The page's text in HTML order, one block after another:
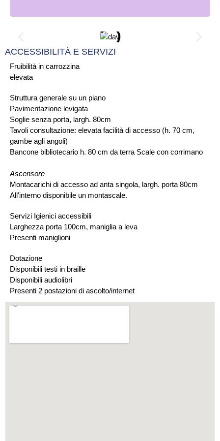
Fruibilità in carrozzina
elevata
Struttura generale su un piano
Pavimentazione levigata
Soglie senza porta, largh. 80cm
Tavoli consultazione: elevata facilità di accesso (h. 70 cm,
gambe agli angoli)
Bancone bibliotecario h. 80 cm da terra Scale con corrimano
Ascensore
Montacarichi di accesso ad anta singola, largh. porta 80cm
All'interno disponibile un montascale.
Servizi Igienici accessibili
Larghezza porta 100cm, maniglia a leva
Presenti maniglioni
Dotazione
Disponibili testi in braille
Disponibili audiolibri
Presenti 2 postazioni di ascolto/internet
ACCESSIBILITÀ E SERVIZI